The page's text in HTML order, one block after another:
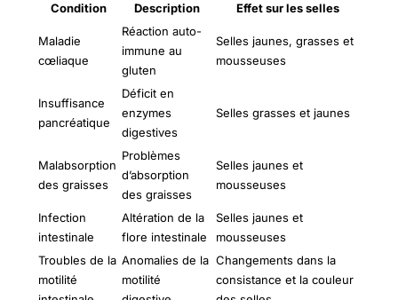
Condition Description Effet sur les selles
Maladie
cœliaque
Réaction auto-
immune au
gluten
Selles jaunes, grasses et
mousseuses
Insuffisance
pancréatique
Déficit en
enzymes
digestives
Selles grasses et jaunes
Malabsorption
des graisses
Problèmes
d’absorption
des graisses
Selles jaunes et
mousseuses
Infection
intestinale
Altération de la
flore intestinale
Selles jaunes et
mousseuses
Troubles de la
motilité
Anomalies de la
motilité
Changements dans la
consistance et la couleur